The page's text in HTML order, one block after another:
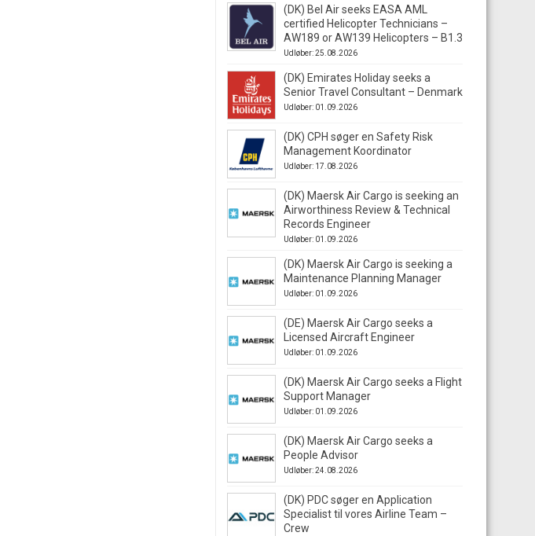
(DK) Bel Air seeks EASA AML
certified Helicopter Technicians –
AW189 or AW139 Helicopters – B1.3
Udløber: 25.08.2026
(DK) Emirates Holiday seeks a
Senior Travel Consultant – Denmark
Udløber: 01.09.2026
(DK) CPH søger en Safety Risk
Management Koordinator
Udløber: 17.08.2026
(DK) Maersk Air Cargo is seeking an
Airworthiness Review & Technical
Records Engineer
Udløber: 01.09.2026
(DK) Maersk Air Cargo is seeking a
Maintenance Planning Manager
Udløber: 01.09.2026
(DE) Maersk Air Cargo seeks a
Licensed Aircraft Engineer
Udløber: 01.09.2026
(DK) Maersk Air Cargo seeks a Flight
Support Manager
Udløber: 01.09.2026
(DK) Maersk Air Cargo seeks a
People Advisor
Udløber: 24.08.2026
(DK) PDC søger en Application
Specialist til vores Airline Team –
Crew